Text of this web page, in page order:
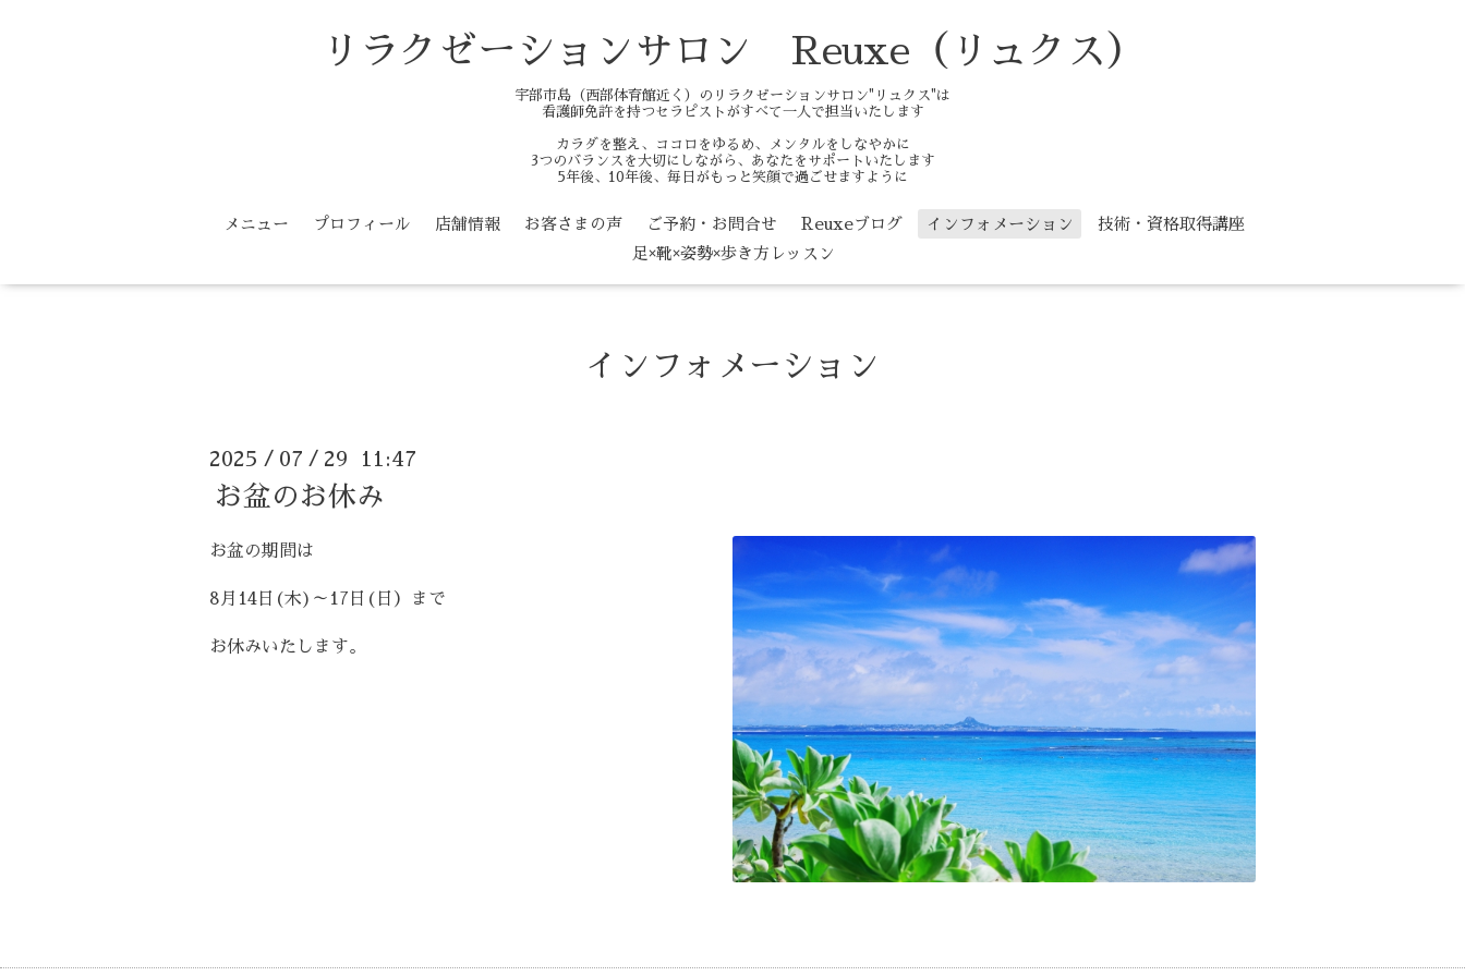
リラクゼーションサロン Reuxe（リュクス）
宇部市島（西部体育館近く）のリラクゼーションサロン"リュクス"は
看護師免許を持つセラピストがすべて一人で担当いたします
カラダを整え、ココロをゆるめ、メンタルをしなやかに
3つのバランスを大切にしながら、あなたをサポートいたします
5年後、10年後、毎日がもっと笑顔で過ごせますように
メニュー プロフィール 店舗情報 お客さまの声 ご予約・お問合せ Reuxeブログ インフォメーション
技術・資格取得講座
足×靴×姿勢×歩き方レッスン
インフォメーション
2025 / 07 / 29 11:47
お盆のお休み
お盆の期間は
8月14日(木)～17日(日）まで
お休みいたします。